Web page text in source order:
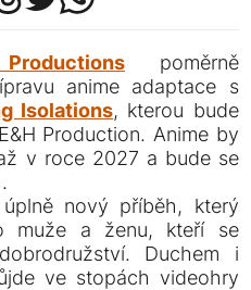
poměrně
anime adaptace s
Isolations, kterou bude
Production. Anime by
v roce 2027 a bude se
nový příběh, který
muže a ženu, kteří se
Duchem i
ve stopách videohry